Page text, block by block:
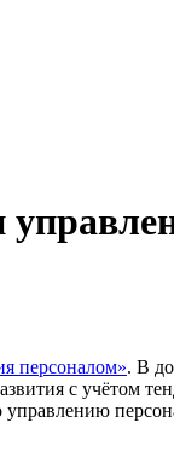
персоналом». В
с учётом